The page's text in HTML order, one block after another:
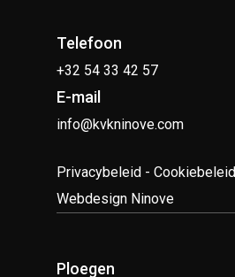
Telefoon
+32 54 33 42 57
E-mail
info@kvkninove.com
Privacybeleid -Cookiebeleid
Webdesign Ninove
Ploegen